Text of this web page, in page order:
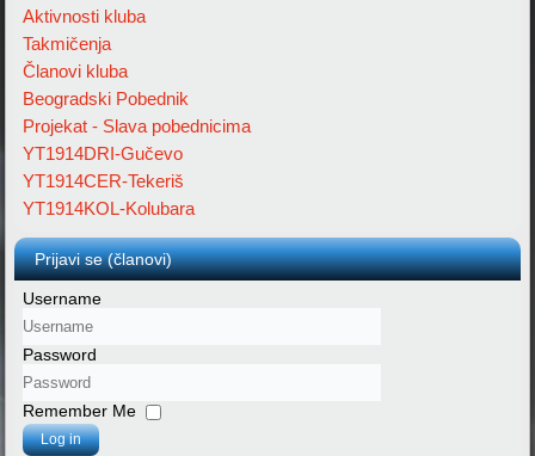
Aktivnosti kluba
Takmičenja
Članovi kluba
Beogradski Pobednik
Projekat - Slava pobednicima
YT1914DRI-Gučevo
YT1914CER-Tekeriš
YT1914KOL-Kolubara
Prijavi se (članovi)
Username
Password
Remember Me
Log in